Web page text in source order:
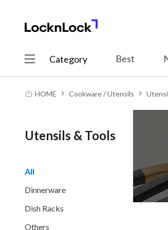
Category Best
HOME Cookware / Utensils
Utensils & Tools
All
Dinnerware
Dish Racks
Others